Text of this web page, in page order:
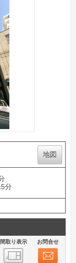
地図
分
間取り表示 お問合せ